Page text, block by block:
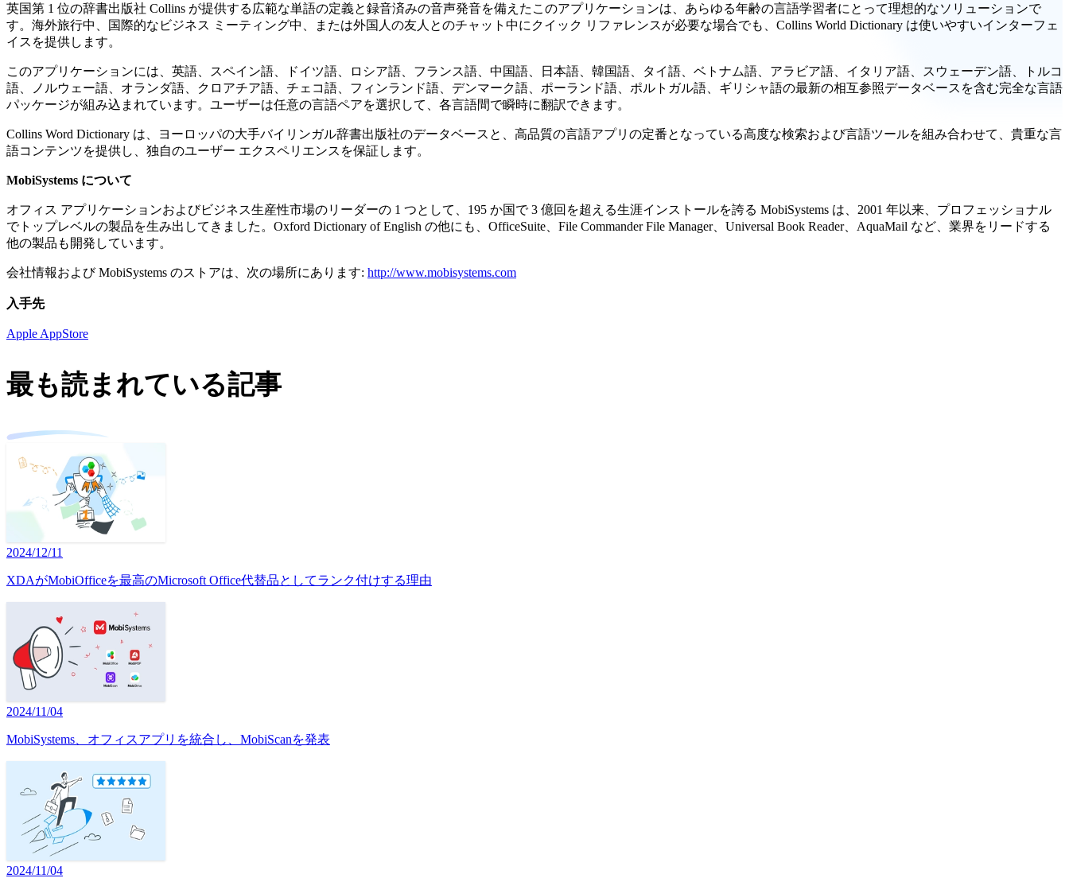
英国第 1 位の辞書出版社 Collins が提供する広範な単語の定義と録音済みの音声発音を備えたこのアプリケーションは、あらゆる年齢の言語学習者にとって理想的なソリューションで
す。海外旅行中、国際的なビジネス ミーティング中、または外国人の友人とのチャット中にクイック リファレンスが必要な場合でも、Collins World Dictionary は使いやすいインターフェ
イスを提供します。
このアプリケーションには、英語、スペイン語、ドイツ語、ロシア語、フランス語、中国語、日本語、韓国語、タイ語、ベトナム語、アラビア語、イタリア語、スウェーデン語、トルコ
語、ノルウェー語、オランダ語、クロアチア語、チェコ語、フィンランド語、デンマーク語、ポーランド語、ポルトガル語、ギリシャ語の最新の相互参照データベースを含む完全な言語
パッケージが組み込まれています。ユーザーは任意の言語ペアを選択して、各言語間で瞬時に翻訳できます。
Collins Word Dictionary は、ヨーロッパの大手バイリンガル辞書出版社のデータベースと、高品質の言語アプリの定番となっている高度な検索および言語ツールを組み合わせて、貴重な言
語コンテンツを提供し、独自のユーザー エクスペリエンスを保証します。
MobiSystems について
オフィス アプリケーションおよびビジネス生産性市場のリーダーの 1 つとして、195 か国で 3 億回を超える生涯インストールを誇る MobiSystems は、2001 年以来、プロフェッショナル
でトップレベルの製品を生み出してきました。Oxford Dictionary of English の他にも、OfficeSuite、File Commander File Manager、Universal Book Reader、AquaMail など、業界をリードする
他の製品も開発しています。
会社情報および MobiSystems のストアは、次の場所にあります: http://www.mobisystems.com
入手先
Apple AppStore
最も読まれている記事
2024/12/11
XDAがMobiOfficeを最高のMicrosoft Office代替品としてランク付けする理由
2024/11/04
MobiSystems、オフィスアプリを統合し、MobiScanを発表
2024/11/04